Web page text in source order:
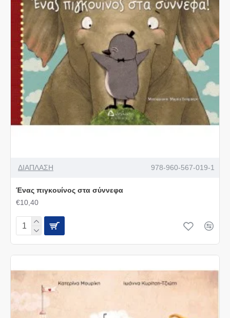
ΔΙΑΠΛΑΣΗ 978-960-567-019-1
Ένας πιγκουίνος στα σύννεφα
€10,40